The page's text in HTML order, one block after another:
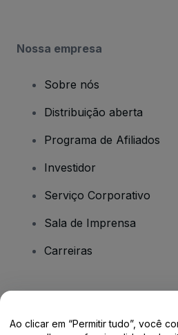
Nossa empresa
Sobre nós
Distribuição aberta
Programa de Afiliados
Investidor
Serviço Corporativo
Sala de Imprensa
Carreiras
Ao clicar em “Permitir tudo”, você